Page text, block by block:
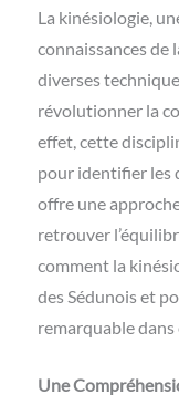
La kinésiologie,
connaissances de
diverses
révolutionner la
effet, cette
pour identifier les
offre une
retrouver
comment la
des Sédunois et
remarquable dans
Une